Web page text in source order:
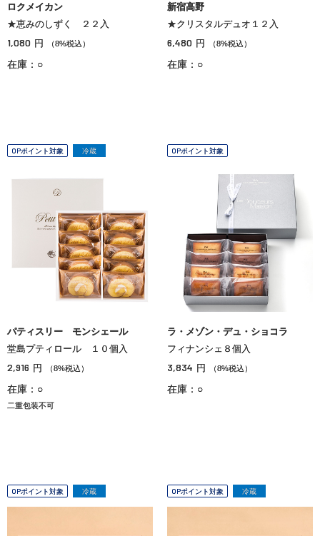
ロクメイカン
★恵みのしずく ２２入
1,080 円 （8%税込）
在庫：○
新宿高野
★クリスタルデュオ１２入
6,480 円 （8%税込）
在庫：○
OPポイント対象 冷蔵
パティスリー モンシェール
堂島プティロール １０個入
2,916 円 （8%税込）
在庫：○
二重包装不可
OPポイント対象
ラ・メゾン・デュ・ショコラ
フィナンシェ８個入
3,834 円 （8%税込）
在庫：○
OPポイント対象 冷蔵 OPポイント対象 冷蔵